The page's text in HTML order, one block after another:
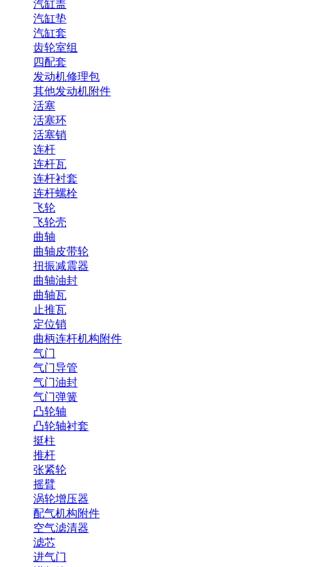
汽缸盖
汽缸垫
汽缸套
齿轮室组
四配套
发动机修理包
其他发动机附件
活塞
活塞环
活塞销
连杆
连杆瓦
连杆衬套
连杆螺栓
飞轮
飞轮壳
曲轴
曲轴皮带轮
扭振减震器
曲轴油封
曲轴瓦
止推瓦
定位销
曲柄连杆机构附件
气门
气门导管
气门油封
气门弹簧
凸轮轴
凸轮轴衬套
挺柱
推杆
张紧轮
摇臂
涡轮增压器
配气机构附件
空气滤清器
滤芯
进气门